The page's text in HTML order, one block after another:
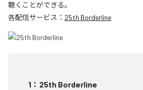
聴くことができる。
各配信サービス： 25th Borderline
1 ： 25th Borderline